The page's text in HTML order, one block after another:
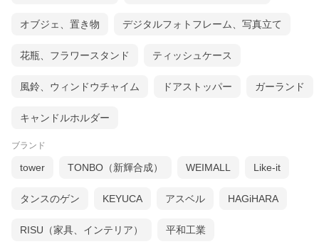
オブジェ、置き物 デジタルフォトフレーム、写真立て
花瓶、フラワースタンド ティッシュケース
風鈴、ウィンドウチャイム ドアストッパー ガーランド
キャンドルホルダー
ブランド
tower TONBO（新輝合成） WEIMALL Like-it
タンスのゲン KEYUCA アスベル HAGiHARA
RISU（家具、インテリア） 平和工業